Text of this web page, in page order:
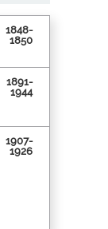
1848-
1850
1891-
1944
1907-
1926